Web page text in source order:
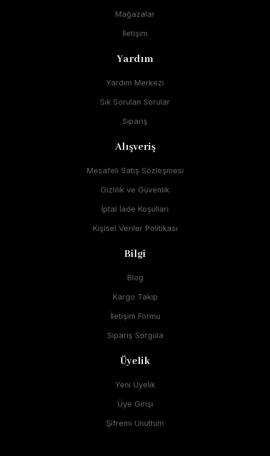
Mağazalar
İletişim
Yardım
Yardım Merkezi
Sık Sorulan Sorular
Sipariş
Alışveriş
Mesafeli Satış Sözleşmesi
Gizlilik ve Güvenlik
İptal İade Koşullari
Kişisel Veriler Politikası
Bilgi
Blog
Kargo Takip
İletişim Formu
Sipariş Sorgula
Üyelik
Yeni Üyelik
Üye Girişi
Şifremi Unuttum